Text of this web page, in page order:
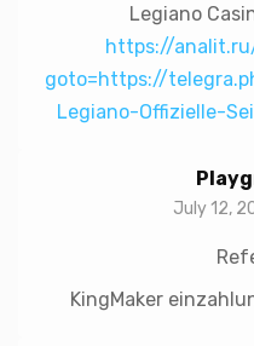
Legiano
https://
goto=https://
Legiano-Offizielle-
July 12,
KingMaker